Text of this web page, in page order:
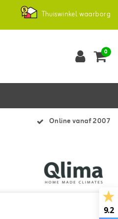
Thuiswinkel waarborg
0
Online vanaf 2007
9.2